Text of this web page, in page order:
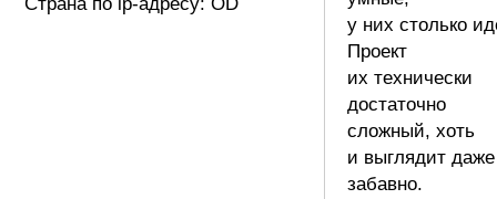
у них столько
Проект
их технически
достаточно
сложный, хоть
и выглядит даже
забавно.